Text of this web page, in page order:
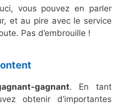
vous pouvez en parler
et au pire avec le service
Pas d’embrouille !
gagnant. En tant
obtenir d’importantes